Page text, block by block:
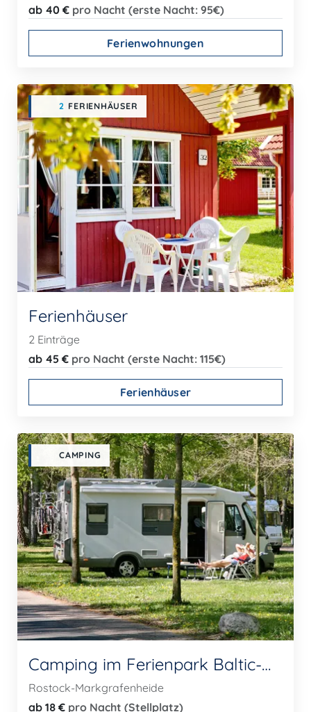
ab 40 € pro Nacht (erste Nacht: 95€)
Ferienwohnungen
2 FERIENHÄUSER
Ferienhäuser
2 Einträge
ab 45 € pro Nacht (erste Nacht: 115€)
Ferienhäuser
CAMPING
Camping im Ferienpark Baltic-Freizeit
Rostock-Markgrafenheide
ab 18 € pro Nacht (Stellplatz)